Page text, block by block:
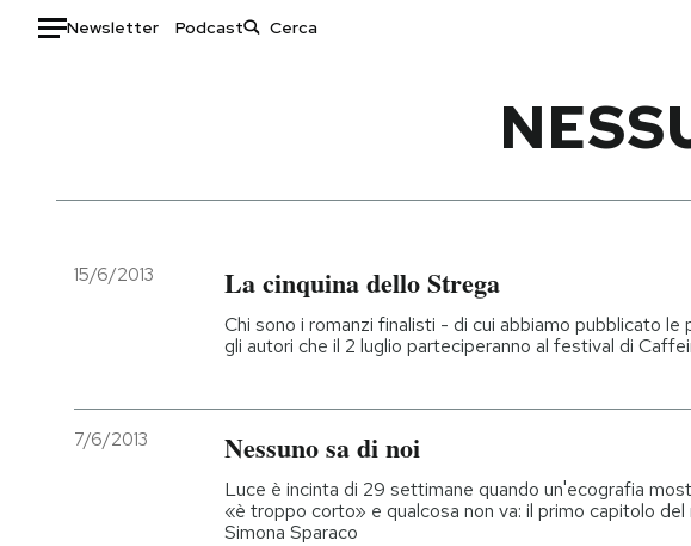
Newsletter Podcast
Italia
Politica
Cultura
Economia
Moda
Storie/Idee
Ok Boomer!
Europa
Altrecose
15/6/2013 La cinquina dello Strega
Chi sono i romanzi finalisti - di cui abbiamo pubblicato le
gli autori che il 2 luglio parteciperanno al festival di
7/6/2013 Nessuno sa di noi
Luce è incinta di 29 settimane quando un'ecografia
«è troppo corto» e qualcosa non va: il primo capitolo del
Simona Sparaco